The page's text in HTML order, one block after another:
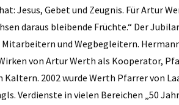
Jesus, Gebet und Zeugnis. Für Artur
daraus bleibende Früchte.“ Der
und Wegbegleitern.
von Artur Werth als Kooperator,
Kaltern. 2002 wurde Werth Pfarrer von
Verdienste in vielen Bereichen „50